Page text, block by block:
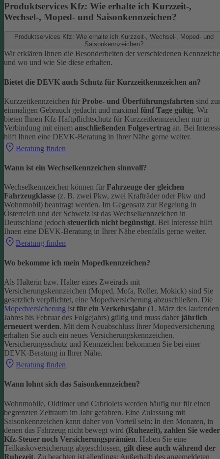
Produktservices Kfz: Wie erhalte ich Kurzzeit-,
Wechsel-, Moped- und Saisonkennzeichen?
Produktservices Kfz: Wie erhalte ich Kurzzeit-, Wechsel-, Moped- und
Saisonkennzeichen?
Wir erklären Ihnen die Besonderheiten der verschiedenen
und wo und wie Sie diese erhalten.
Bietet die DEVK auch Schutz für Kurzzeitkennzeichen an?
Kurzzeitkennzeichen für Probe- und Überführungsfahrten sind
einmaligen Gebrauch gedacht und maximal fünf Tage gültig. Wir
bieten Ihnen Kfz-Haftpflichtschutz für Kurzzeitkennzeichen nur in
Verbindung mit einem anschließenden Folgevertrag an. Bei
hilft Ihnen eine DEVK-Beratung in Ihrer Nähe gerne weiter.
Beratung finden
Wann ist ein Wechselkennzeichen sinnvoll?
Wechselkennzeichen können für Fahrzeuge der gleichen
Fahrzeugklasse (z. B. zwei Pkw, zwei Krafträder oder Pkw und
Wohnmobil) beantragt werden. Im Gegensatz zur Regelung in
Österreich und der Schweiz ist das Wechselkennzeichen in
Deutschland jedoch steuerlich nicht begünstigt. Bei Interesse hilft
Ihnen eine DEVK-Beratung in Ihrer Nähe ebenfalls gerne weiter.
Beratung finden
Wo bekomme ich mein Mopedkennzeichen?
Als Halterin bzw. Halter eines Zweirads mit
Versicherungskennzeichen (Moped, Mofa, Roller, Mokick) sind Sie
gesetzlich verpflichtet, eine Mopedversicherung abzuschließen. Die
Mopedversicherung ist für ein Verkehrsjahr (1. März des laufenden
Jahres bis Februar des Folgejahrs) gültig und muss daher jährlich
erneuert werden. Mit dem Neuabschluss Ihrer Mopedversicherung
erhalten Sie auch ein neues Versicherungskennzeichen.
Versicherungsschutz und Kennzeichen bekommen Sie bei einer
DEVK-Beratung in Ihrer Nähe.
Beratung finden
Wann lohnt sich das Saisonkennzeichen?
Wohnmobile, Oldtimer und Cabriolets werden häufig nur für einen
begrenzten Zeitraum im Jahr gefahren. Eine Zulassung mit
Saisonkennzeichen kann daher von Vorteil sein: In den Monaten, in
denen das Fahrzeug nicht bewegt wird (Ruhezeit), zahlen Sie weder
Kfz-Steuer noch Versicherungsprämien. Haben Sie eine
Teilkaskoversicherung abgeschlossen, gilt diese auch während der
Ruhezeit. Zu beachten ist allerdings: Außerhalb des angemeldeten